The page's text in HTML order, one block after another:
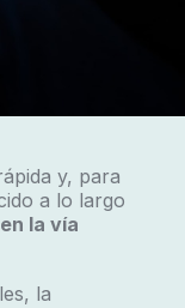
y, para
a lo largo
la vía
la